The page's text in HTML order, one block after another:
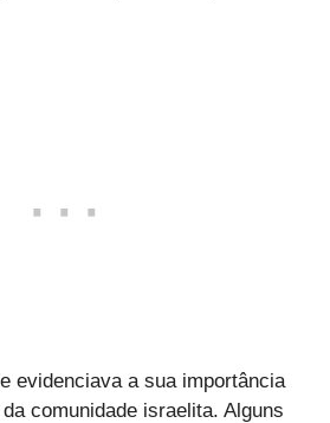
evidenciava a sua importância
comunidade israelita. Alguns